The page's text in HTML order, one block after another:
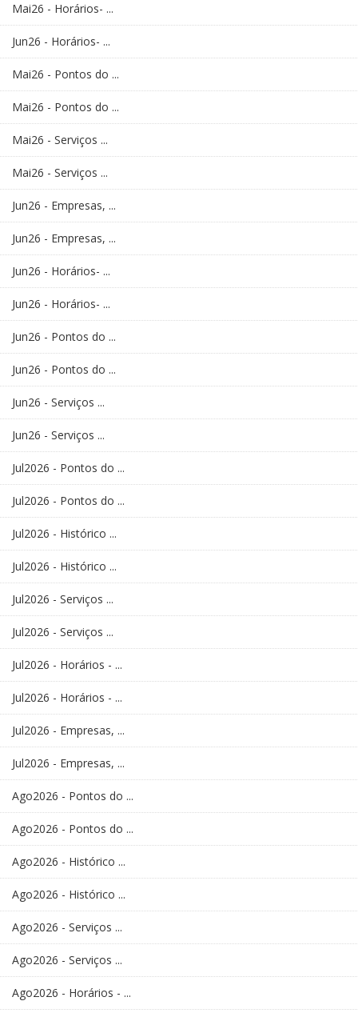
Mai26 - Horários- ...
Jun26 - Horários- ...
Mai26 - Pontos do ...
Mai26 - Pontos do ...
Mai26 - Serviços ...
Mai26 - Serviços ...
Jun26 - Empresas, ...
Jun26 - Empresas, ...
Jun26 - Horários- ...
Jun26 - Horários- ...
Jun26 - Pontos do ...
Jun26 - Pontos do ...
Jun26 - Serviços ...
Jun26 - Serviços ...
Jul2026 - Pontos do ...
Jul2026 - Pontos do ...
Jul2026 - Histórico ...
Jul2026 - Histórico ...
Jul2026 - Serviços ...
Jul2026 - Serviços ...
Jul2026 - Horários - ...
Jul2026 - Horários - ...
Jul2026 - Empresas, ...
Jul2026 - Empresas, ...
Ago2026 - Pontos do ...
Ago2026 - Pontos do ...
Ago2026 - Histórico ...
Ago2026 - Histórico ...
Ago2026 - Serviços ...
Ago2026 - Serviços ...
Ago2026 - Horários - ...